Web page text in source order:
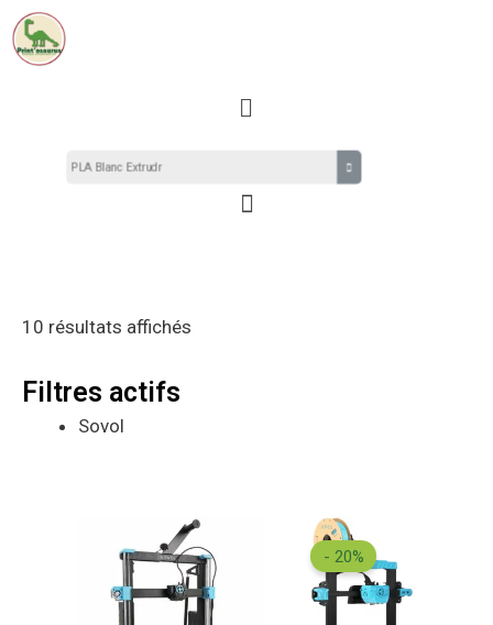
Aller
au
Menu
Menu
10 résultats affichés
récent
ancien
Filtres actifs
Sovol
- 20%
Le
prix
initial
était :
399,60 €.
prix
actuel
est :
320,00 €.